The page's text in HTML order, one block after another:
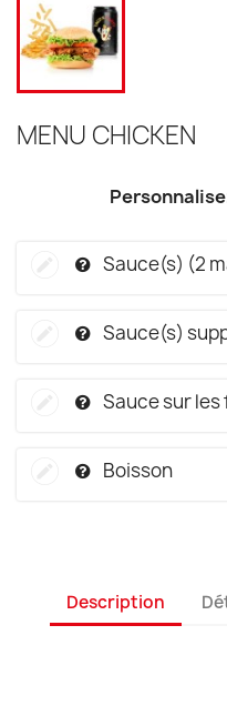
MENU CHICKEN
Sauce(s) (2
Sauce(s)
Sauce sur
Boisson
Description